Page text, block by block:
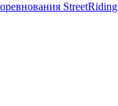
StreetRiding